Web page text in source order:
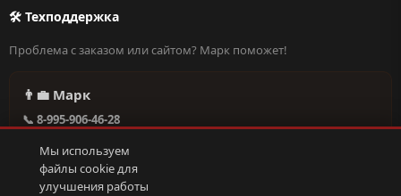
🛠 Техподдержка
Проблема с заказом или сайтом? Марк поможет!
👨‍💼 Марк
📞 8-995-906-46-28
🕐 Круглосуточно, без выходных
Мы используем
файлы cookie для
улучшения работы